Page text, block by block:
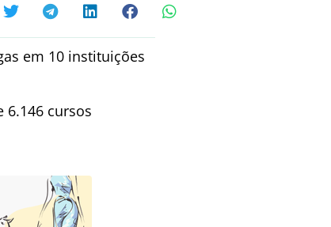
em 10 instituições
6.146 cursos